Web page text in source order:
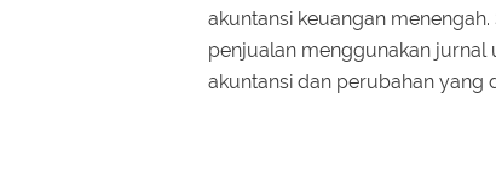
akuntansi keuangan
penjualan menggunakan jurnal
akuntansi dan perubahan yang